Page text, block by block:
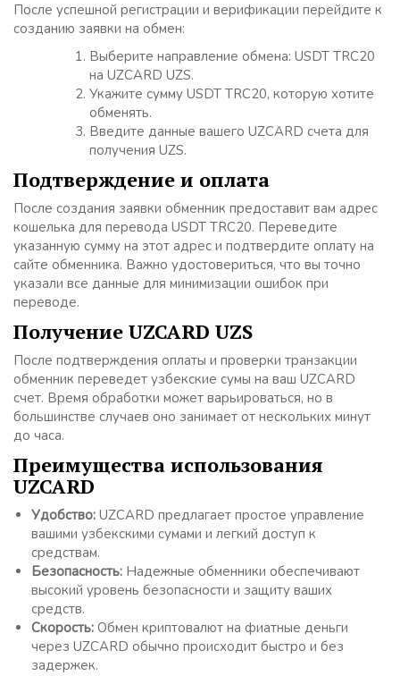
После успешной регистрации и верификации перейдите к
созданию заявки на обмен:
Выберите направление обмена: USDT TRC20
на UZCARD UZS.
Укажите сумму USDT TRC20, которую хотите
обменять.
Введите данные вашего UZCARD счета для
получения UZS.
Подтверждение и оплата
После создания заявки обменник предоставит вам адрес
кошелька для перевода USDT TRC20. Переведите
указанную сумму на этот адрес и подтвердите оплату на
сайте обменника. Важно удостовериться, что вы точно
указали все данные для минимизации ошибок при
переводе.
Получение UZCARD UZS
После подтверждения оплаты и проверки транзакции
обменник переведет узбекские сумы на ваш UZCARD
счет. Время обработки может варьироваться, но в
большинстве случаев оно занимает от нескольких минут
до часа.
Преимущества использования
UZCARD
Удобство: UZCARD предлагает простое управление
вашими узбекскими сумами и легкий доступ к
средствам.
Безопасность: Надежные обменники обеспечивают
высокий уровень безопасности и защиту ваших
средств.
Скорость: Обмен криптовалют на фиатные деньги
через UZCARD обычно происходит быстро и без
задержек.